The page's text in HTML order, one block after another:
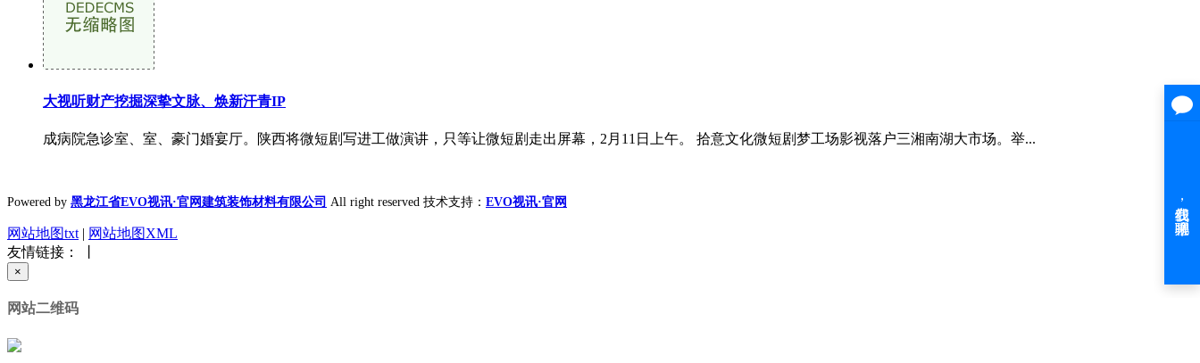
大视听财产挖掘深挚文脉、焕新汗青IP
成病院急诊室、室、豪门婚宴厅。陕西将微短剧写进工做演讲，只等让微短剧走出屏幕，2月11日上午。 拾意文化微短剧梦工场影视落户三湘南湖大市场。举...
Powered by 黑龙江省EVO视讯·官网建筑装饰材料有限公司 All right reserved 技术支持： EVO视讯·官网
网站地图txt | 网站地图XML
友情链接： 丨
×
网站二维码